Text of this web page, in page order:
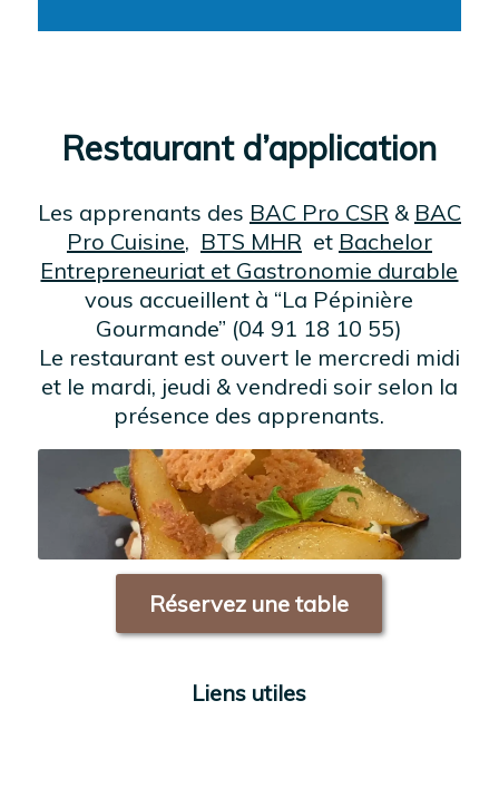
Restaurant d’application
Les apprenants des BAC Pro CSR& BAC
Pro Cuisine, BTS MHRet Bachelor
Entrepreneuriat et Gastronomie durable
vous accueillent à “La Pépinière
Gourmande” (04 91 18 10 55)
Le restaurant est ouvert le mercredi midi
et le mardi, jeudi & vendredi soir selon la
présence des apprenants.
Réservez une table
Liens utiles